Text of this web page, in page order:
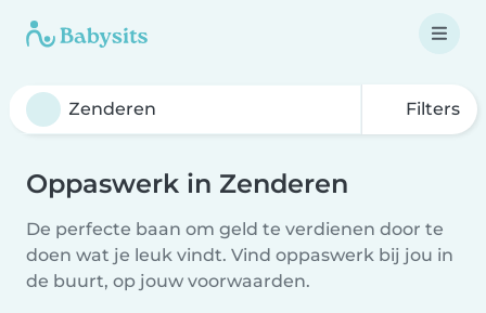
Filters
Oppaswerk in Zenderen
De perfecte baan om geld te verdienen door te
doen wat je leuk vindt. Vind oppaswerk bij jou in
de buurt, op jouw voorwaarden.